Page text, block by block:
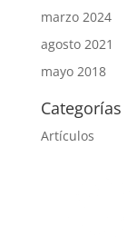
marzo 2024
agosto 2021
mayo 2018
Categorías
Artículos